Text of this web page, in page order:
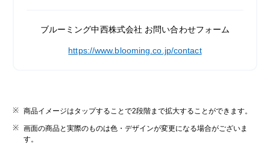
ブルーミング中西株式会社 お問い合わせフォーム
https://www.blooming.co.jp/contact
商品イメージはタップすることで2段階まで拡大することができます。
画面の商品と実際のものは色・デザインが変更になる場合がございま
す。